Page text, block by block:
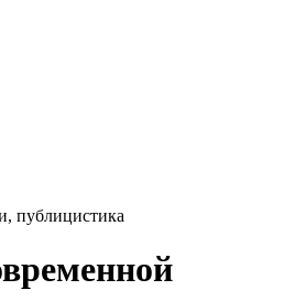
публицистика